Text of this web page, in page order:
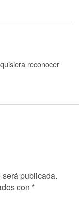
reconocer
publicada.
con *